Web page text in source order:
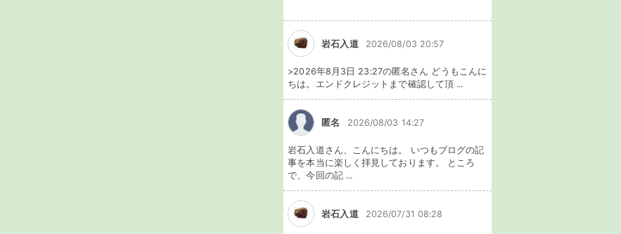
岩石入道 2026/08/03 20:57
>2026年8月3日 23:27の匿名さん どうもこんに
ちは。エンドクレジットまで確認して頂 ...
匿名 2026/08/03 14:27
岩石入道さん、こんにちは。 いつもブログの記
事を本当に楽しく拝見しております。 ところ
で、今回の記 ...
岩石入道 2026/07/31 08:28